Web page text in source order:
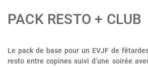
PACK RESTO + CLUB
Le pack de base pour un EVJF de
resto entre copines suivi d’une soirée